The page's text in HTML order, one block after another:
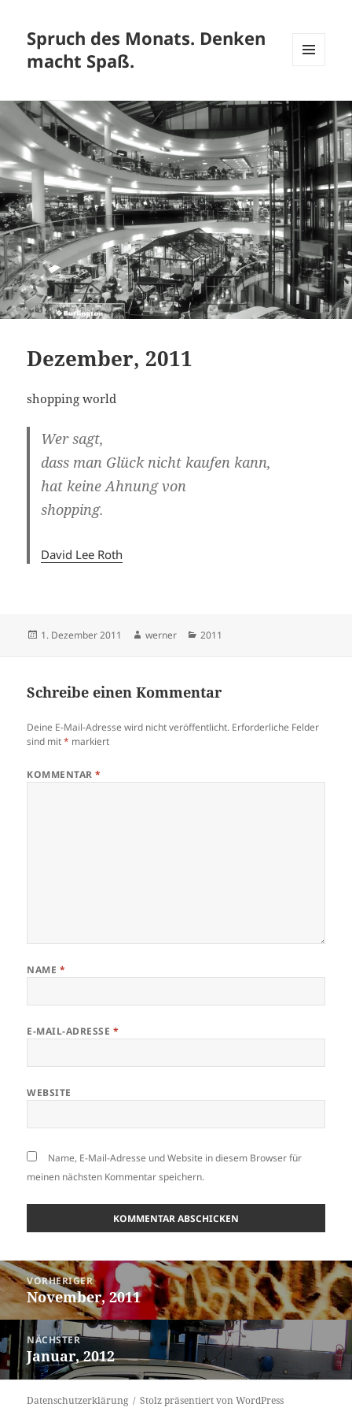
Spruch des Monats. Denken
macht Spaß.
WIDGETS
Dezember, 2011
shopping world
Wer sagt,
dass man Glück nicht kaufen kann,
hat keine Ahnung von
shopping.
David Lee Roth
Veröffentlicht
1. Dezember 2011 Autor
werner Kategorien
2011
Schreibe einen Kommentar
Deine E-Mail-Adresse wird nicht veröffentlicht. Erforderliche Felder
sind mit* markiert
KOMMENTAR*
NAME *
E-MAIL-ADRESSE *
WEBSITE
Name, E-Mail-Adresse und Website in diesem Browser für
meinen nächsten Kommentar speichern.
Beitragsnavigation
VORHERIGER
Vorheriger
Beitrag:
November, 2011
NÄCHSTER
Nächster
Beitrag:
Januar, 2012
Datenschutzerklärung Stolz präsentiert von WordPress